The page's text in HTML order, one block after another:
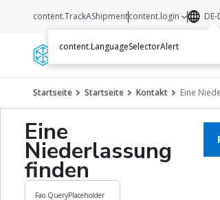
Dienstleistungen
content.TrackAShipmentcontent.login DE-
content.LanguageSelectorAlert
Startseite Startseite Kontakt Eine
Eine
Niederlassung
finden